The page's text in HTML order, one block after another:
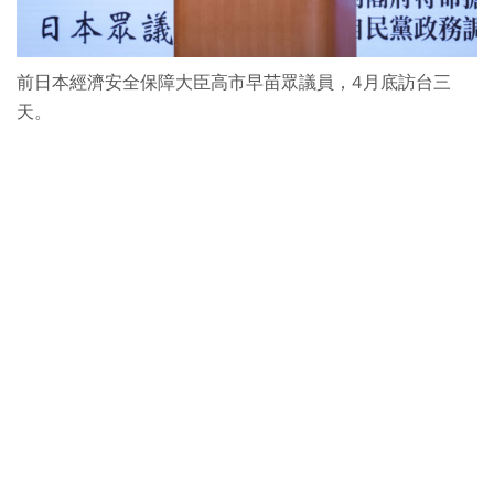
前日本經濟安全保障大臣高市早苗眾議員，4月底訪台三
天。